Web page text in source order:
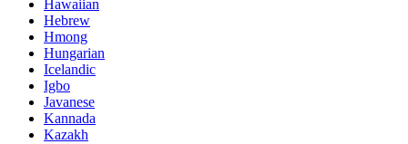
Hawaiian
Hebrew
Hmong
Hungarian
Icelandic
Igbo
Javanese
Kannada
Kazakh